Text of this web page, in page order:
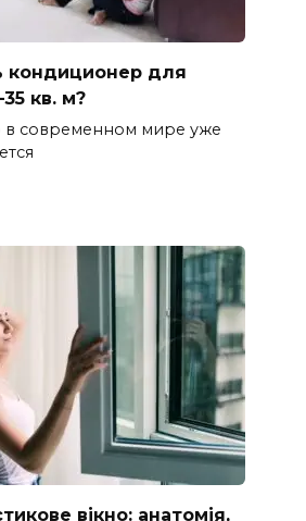
кондиционер для
кв. м?
современном мире уже
вікно: анатомія,